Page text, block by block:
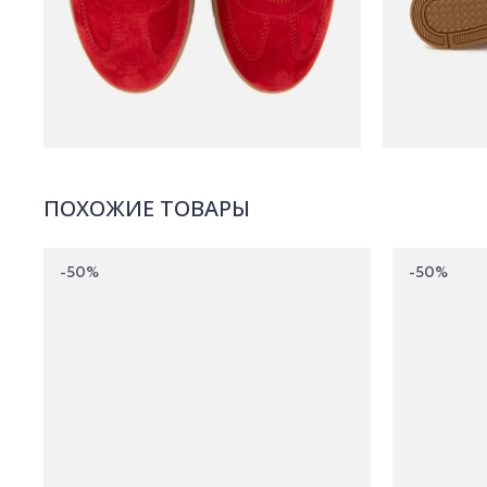
ПОХОЖИЕ ТОВАРЫ
-50% -50%